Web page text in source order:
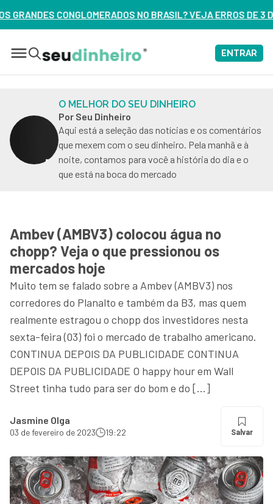
NO BRASIL? VEJA ERROS DE 3 DELES – ASSISTA AGORA
ENTRAR
O MELHOR DO SEU DINHEIRO
Por Seu Dinheiro
Aqui está a seleção das notícias e os comentários
que mexem com o seu dinheiro. Pela manhã e à
noite, contamos para você a história do dia e o
que está na boca do mercado
Ambev (AMBV3) colocou água no
chopp? Veja o que pressionou os
mercados hoje
Muito tem se falado sobre a Ambev (AMBV3) nos
corredores do Planalto e também da B3, mas quem
realmente estragou o chopp dos investidores nesta
sexta-feira (03) foi o mercado de trabalho americano.
CONTINUA DEPOIS DA PUBLICIDADE CONTINUA
DEPOIS DA PUBLICIDADE O happy hour em Wall
Street tinha tudo para ser do bom e do […]
Jasmine Olga
03 de fevereiro de 2023 19:22 Salvar